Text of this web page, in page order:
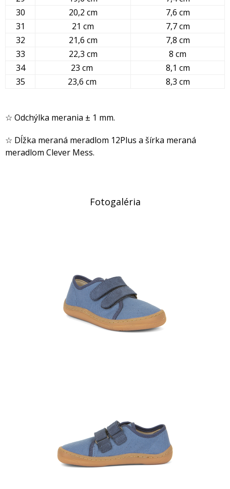
30
20,2 cm
7,6 cm
31
21 cm
7,7 cm
32
21,6 cm
7,8 cm
33
22,3 cm
8 cm
34
23 cm
8,1 cm
35
23,6 cm 8,3 cm
☆ Odchýlka merania ± 1 mm.
☆ Dĺžka meraná meradlom 12Plus a šírka meraná
meradlom Clever Mess.
Fotogaléria